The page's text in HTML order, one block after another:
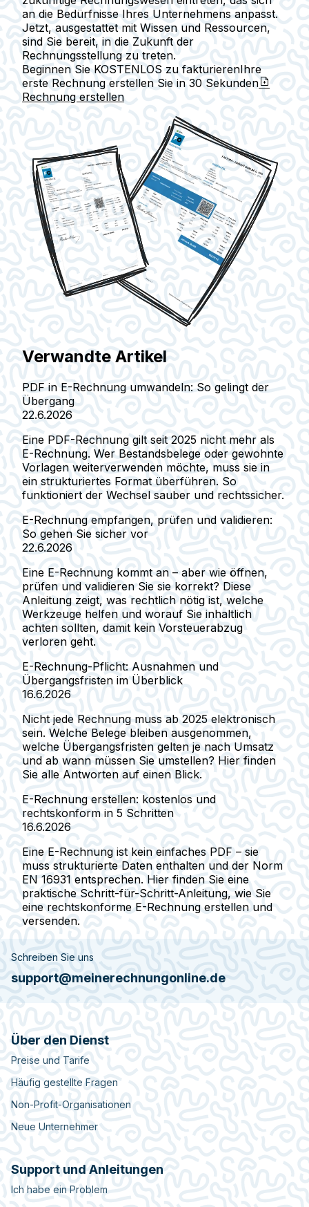
an die Bedürfnisse Ihres Unternehmens anpasst.
Jetzt, ausgestattet mit Wissen und Ressourcen,
sind Sie bereit, in die Zukunft der
Rechnungsstellung zu treten.
Beginnen Sie KOSTENLOS zu fakturierenIhre
erste Rechnung erstellen Sie in 30 Sekunden
Rechnung erstellen
Verwandte Artikel
PDF in E-Rechnung umwandeln: So gelingt der
Übergang
22.6.2026
Eine PDF-Rechnung gilt seit 2025 nicht mehr als
E-Rechnung. Wer Bestandsbelege oder gewohnte
Vorlagen weiterverwenden möchte, muss sie in
ein strukturiertes Format überführen. So
funktioniert der Wechsel sauber und rechtssicher.
E-Rechnung empfangen, prüfen und validieren:
So gehen Sie sicher vor
22.6.2026
Eine E-Rechnung kommt an – aber wie öffnen,
prüfen und validieren Sie sie korrekt? Diese
Anleitung zeigt, was rechtlich nötig ist, welche
Werkzeuge helfen und worauf Sie inhaltlich
achten sollten, damit kein Vorsteuerabzug
verloren geht.
E-Rechnung-Pflicht: Ausnahmen und
Übergangsfristen im Überblick
16.6.2026
Nicht jede Rechnung muss ab 2025 elektronisch
sein. Welche Belege bleiben ausgenommen,
welche Übergangsfristen gelten je nach Umsatz
und ab wann müssen Sie umstellen? Hier finden
Sie alle Antworten auf einen Blick.
E-Rechnung erstellen: kostenlos und
rechtskonform in 5 Schritten
16.6.2026
Eine E-Rechnung ist kein einfaches PDF – sie
muss strukturierte Daten enthalten und der Norm
EN 16931 entsprechen. Hier finden Sie eine
praktische Schritt-für-Schritt-Anleitung, wie Sie
eine rechtskonforme E-Rechnung erstellen und
versenden.
Schreiben Sie uns
support@meinerechnungonline.de
Über den Dienst
Preise und Tarife
Häufig gestellte Fragen
Non-Profit-Organisationen
Neue Unternehmer
Support und Anleitungen
Ich habe ein Problem